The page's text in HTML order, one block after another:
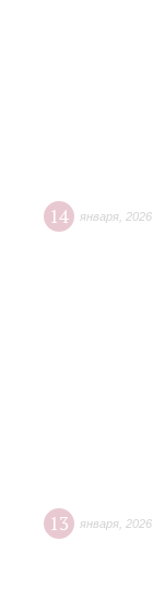
14 января 2026
13 января 2026